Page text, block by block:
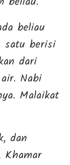
beliau
satu berisi
dari
Nabi
Malaikat
dan